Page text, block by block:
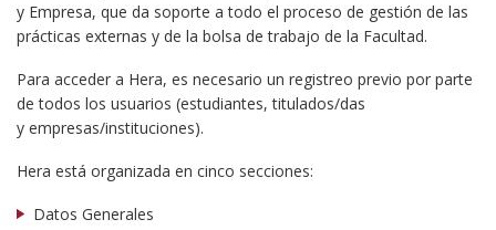
y Empresa, que da soporte a todo el proceso de gestión de las
prácticas externas y de la bolsa de trabajo de la Facultad.
Para acceder a Hera, es necesario un registreo previo por parte
de todos los usuarios (estudiantes, titulados/das
y empresas/instituciones).
Hera está organizada en cinco secciones:
Datos Generales